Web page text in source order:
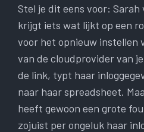
Stel je dit eens voor: Sarah
krijgt iets wat lijkt op een
voor het opnieuw instellen
van de cloudprovider van
de link, typt haar
naar haar spreadsheet.
heeft gewoon een grote
zojuist per ongeluk haar